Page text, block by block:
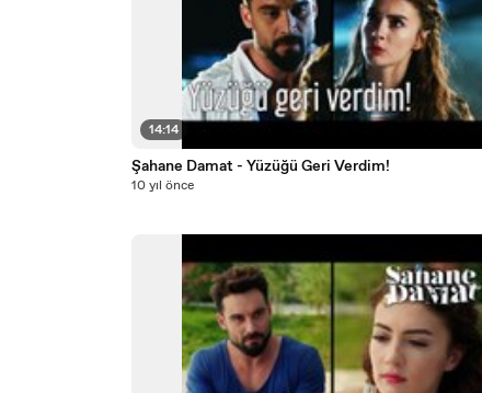
14:14
Şahane Damat - Yüzüğü Geri Verdim!
10 yıl önce